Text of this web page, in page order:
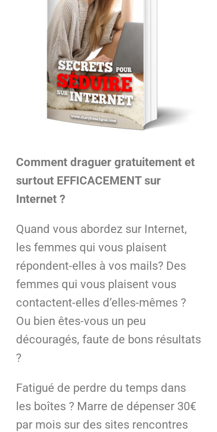
Comment draguer gratuitement et
surtout EFFICACEMENT sur
Internet ?
Quand vous abordez sur Internet,
les femmes qui vous plaisent
répondent-elles à vos mails? Des
femmes qui vous plaisent vous
contactent-elles d’elles-mêmes ?
Ou bien êtes-vous un peu
découragés, faute de bons résultats
?
Fatigué de perdre du temps dans
les boîtes ? Marre de dépenser 30€
par mois sur des sites rencontres